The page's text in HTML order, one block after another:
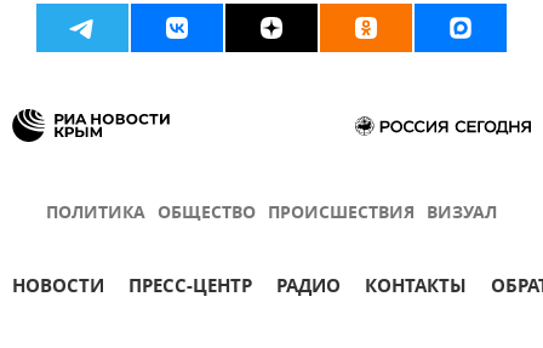
ПОЛИТИКА ОБЩЕСТВО ПРОИСШЕСТВИЯ ВИЗУАЛ
НОВОСТИ ПРЕСС-ЦЕНТР РАДИО КОНТАКТЫ